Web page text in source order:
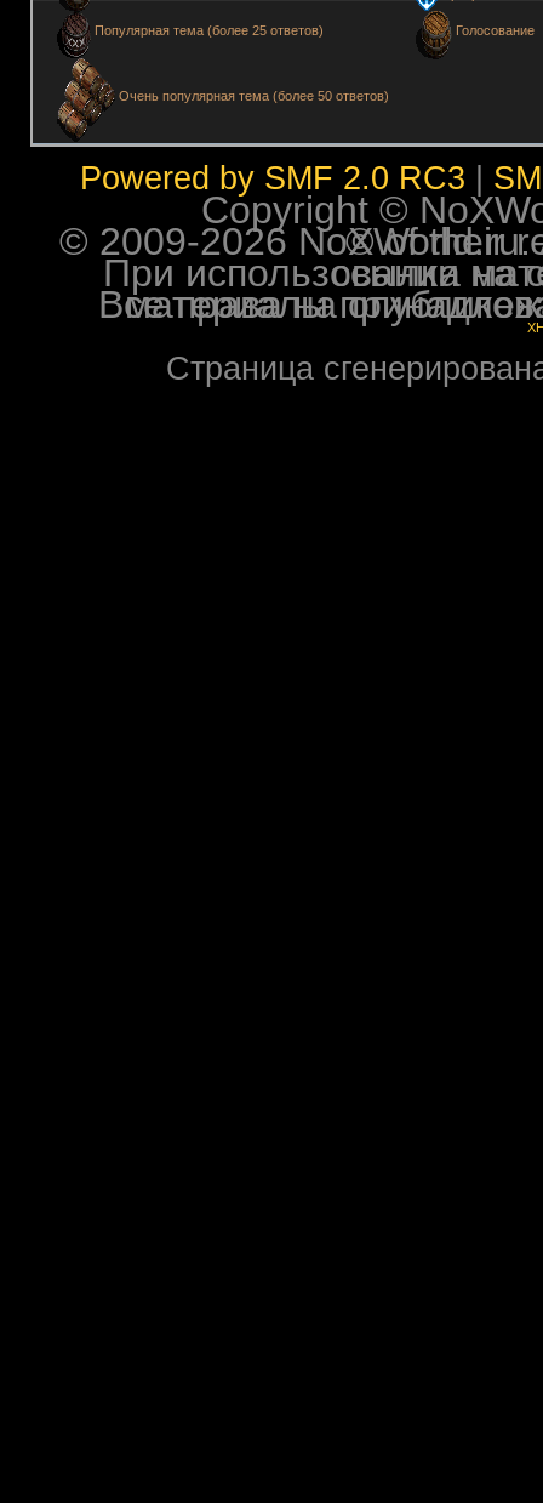
Популярная тема (более 25 ответов)
Очень популярная тема (более 50 ответов)
Голосование
Powered by SMF 2.0 RC3
Copyright ©
© 2009-2026 NoXWorld.ru. All
При использовании
Все права на опубликованные на форуме
Страница